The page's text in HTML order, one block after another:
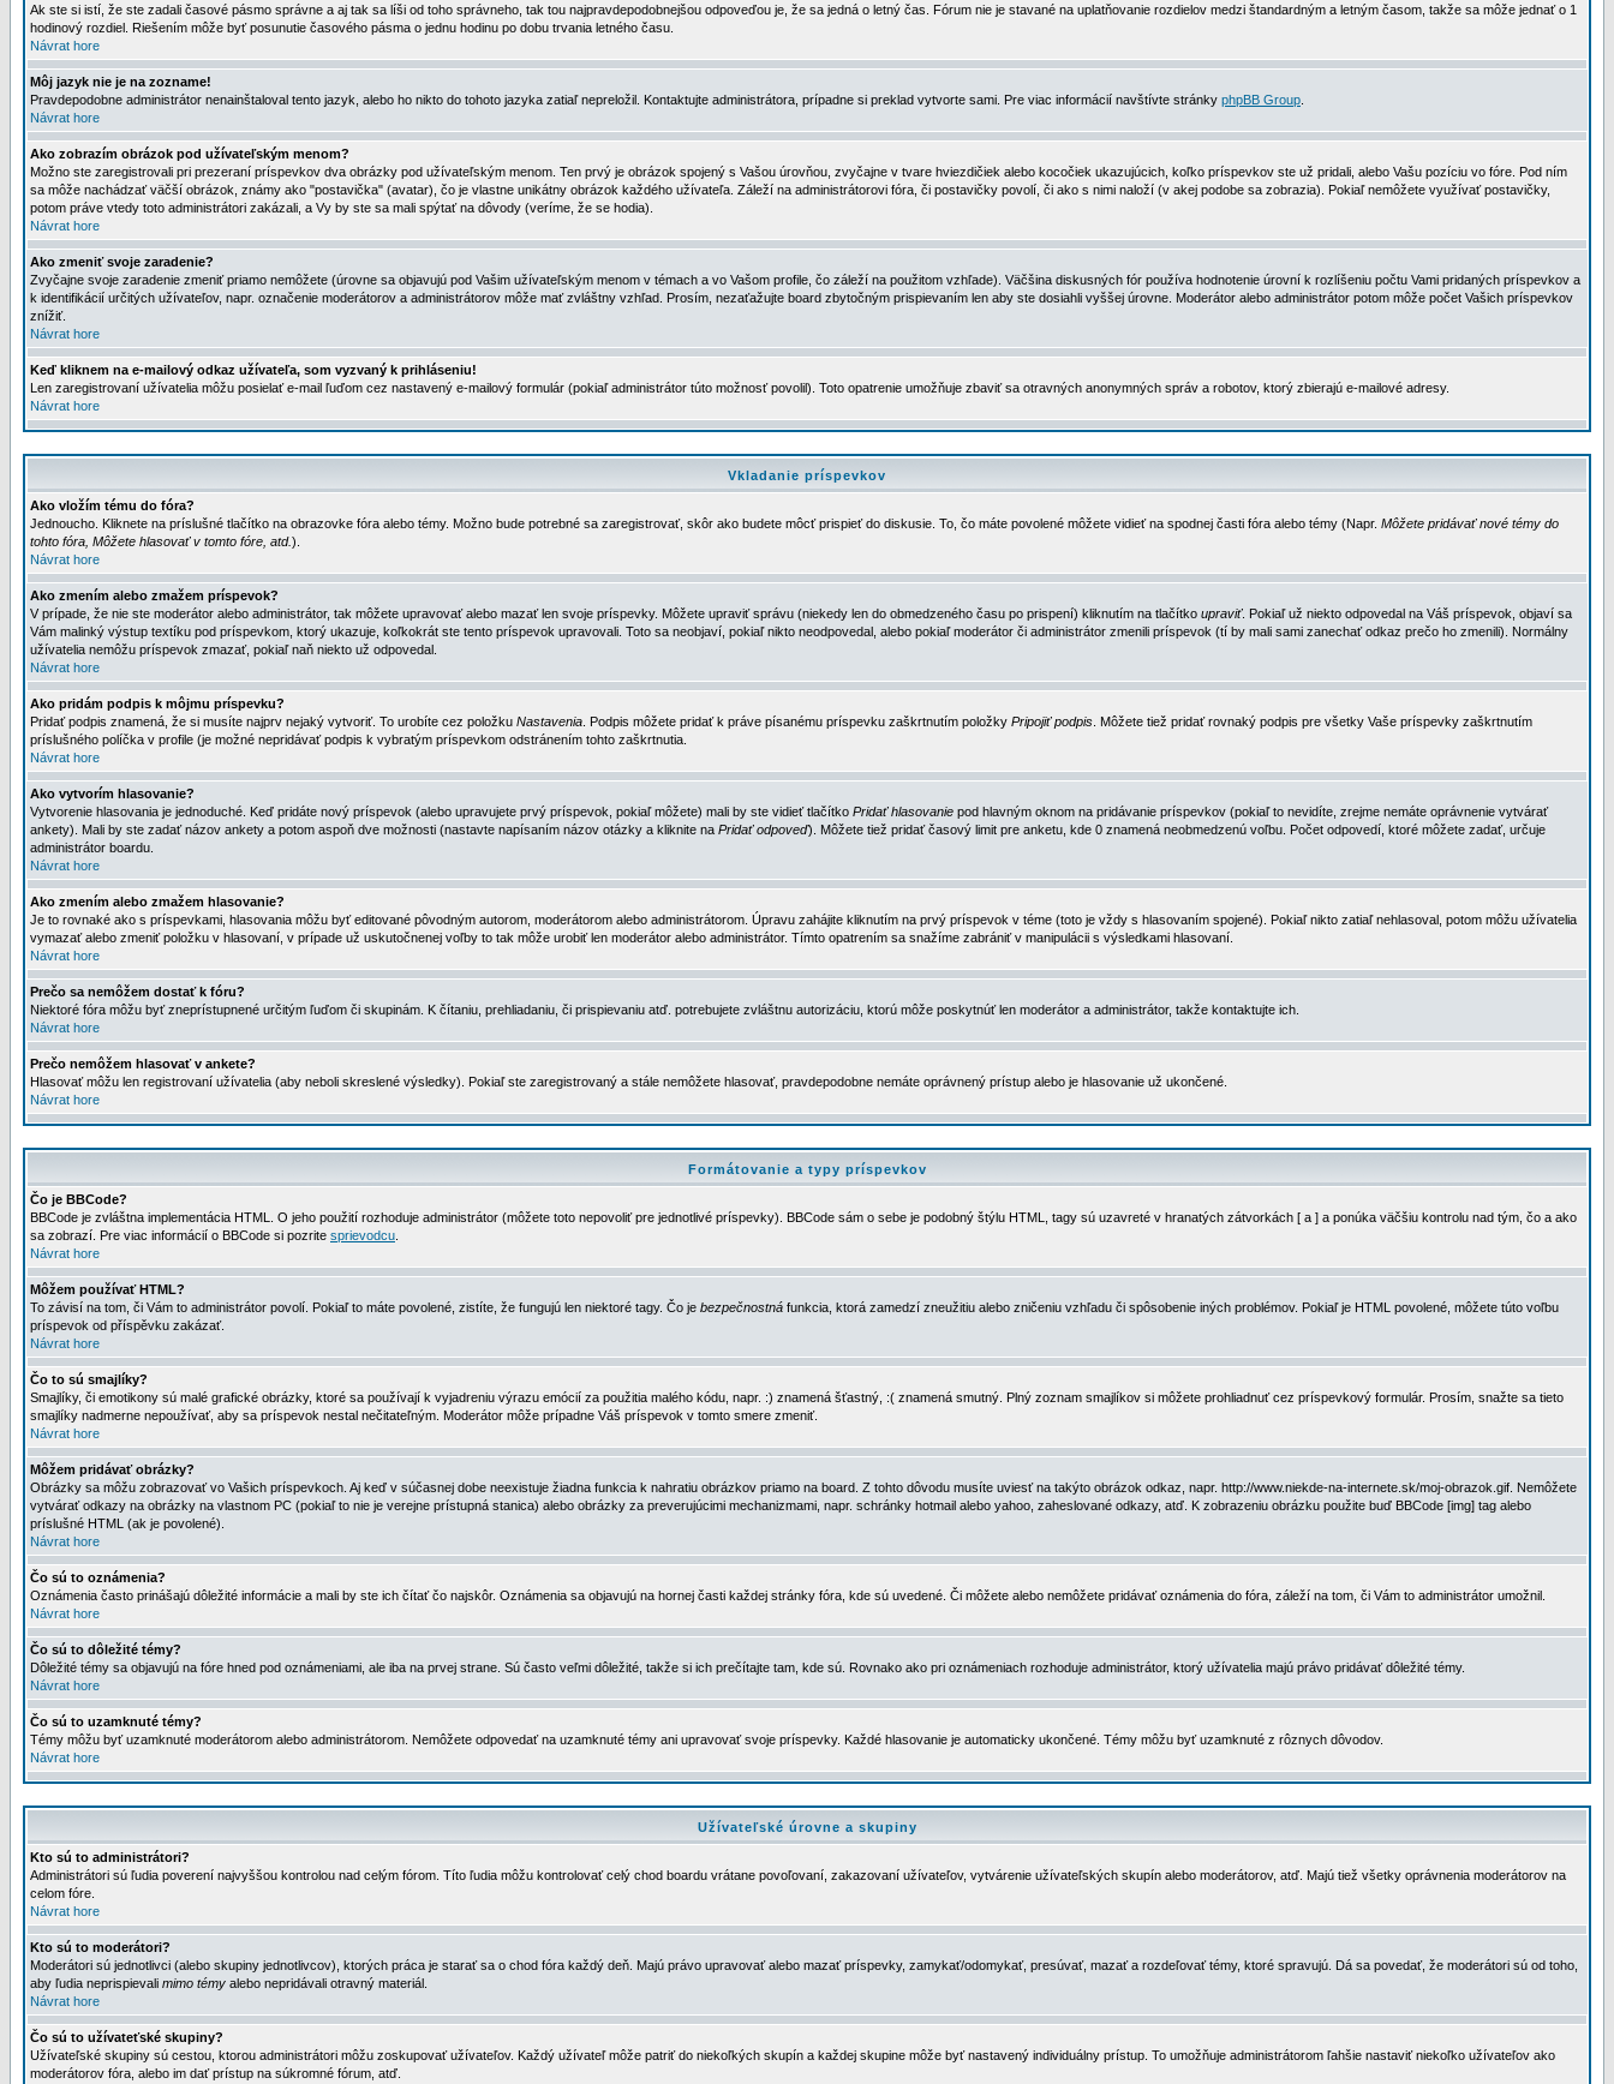
Ak ste si istí, že ste zadali časové pásmo správne a aj tak sa líši od toho správneho, tak tou najpravdepodobnejšou odpoveďou je, že sa jedná o letný čas. Fórum nie je stavané na uplatňovanie rozdielov medzi štandardným a letným časom, takže sa môže jednať o 1
hodinový rozdiel. Riešením môže byť posunutie časového pásma o jednu hodinu po dobu trvania letného času.
Návrat hore
Môj jazyk nie je na zozname!
Pravdepodobne administrátor nenainštaloval tento jazyk, alebo ho nikto do tohoto jazyka zatiaľ nepreložil. Kontaktujte administrátora, prípadne si preklad vytvorte sami. Pre viac informácií navštívte stránky phpBB Group
Návrat hore
Ako zobrazím obrázok pod užívateľským menom?
Možno ste zaregistrovali pri prezeraní príspevkov dva obrázky pod užívateľským menom. Ten prvý je obrázok spojený s Vašou úrovňou, zvyčajne v tvare hviezdičiek alebo kocočiek ukazujúcich, koľko príspevkov ste už pridali, alebo Vašu pozíciu vo fóre. Pod ním
sa môže nachádzať väčší obrázok, známy ako "postavička" (avatar), čo je vlastne unikátny obrázok každého užívateľa. Záleží na administrátorovi fóra, či postavičky povolí, či ako s nimi naloží (v akej podobe sa zobrazia). Pokiaľ nemôžete využívať postavičky,
potom práve vtedy toto administrátori zakázali, a Vy by ste sa mali spýtať na dôvody (veríme, že se hodia).
Návrat hore
Ako zmeniť svoje zaradenie?
Zvyčajne svoje zaradenie zmeniť priamo nemôžete (úrovne sa objavujú pod Vašim užívateľským menom v témach a vo Vašom profile, čo záleží na použitom vzhľade). Väčšina diskusných fór používa hodnotenie úrovní k rozlíšeniu počtu Vami pridaných príspevkov a
k identifikácií určitých užívateľov, napr. označenie moderátorov a administrátorov môže mať zvláštny vzhľad. Prosím, nezaťažujte board zbytočným prispievaním len aby ste dosiahli vyššej úrovne. Moderátor alebo administrátor potom môže počet Vašich príspevkov
znížiť.
Návrat hore
Keď kliknem na e-mailový odkaz užívateľa, som vyzvaný k prihláseniu!
Len zaregistrovaní užívatelia môžu posielať e-mail ľuďom cez nastavený e-mailový formulár (pokiaľ administrátor túto možnosť povolil). Toto opatrenie umožňuje zbaviť sa otravných anonymných správ a robotov, ktorý zbierajú e-mailové adresy.
Návrat hore
Vkladanie príspevkov
Ako vložím tému do fóra?
Jednoucho. Kliknete na príslušné tlačítko na obrazovke fóra alebo témy. Možno bude potrebné sa zaregistrovať, skôr ako budete môcť prispieť do diskusie. To, čo máte povolené môžete vidieť na spodnej časti fóra alebo témy (Napr. Môžete pridávať nové témy do
tohto fóra, Môžete hlasovať v tomto fóre, atd.).
Návrat hore
Ako zmením alebo zmažem príspevok?
V prípade, že nie ste moderátor alebo administrátor, tak môžete upravovať alebo mazať len svoje príspevky. Môžete upraviť správu (niekedy len do obmedzeného času po prispení) kliknutím na tlačítko upraviť. Pokiaľ už niekto odpovedal na Váš príspevok, objaví sa
Vám malinký výstup textíku pod príspevkom, ktorý ukazuje, koľkokrát ste tento príspevok upravovali. Toto sa neobjaví, pokiaľ nikto neodpovedal, alebo pokiaľ moderátor či administrátor zmenili príspevok (tí by mali sami zanechať odkaz prečo ho zmenili). Normálny
užívatelia nemôžu príspevok zmazať, pokiaľ naň niekto už odpovedal.
Návrat hore
Ako pridám podpis k môjmu príspevku?
Pridať podpis znamená, že si musíte najprv nejaký vytvoriť. To urobíte cez položku Nastavenia . Podpis môžete pridať k práve písanému príspevku zaškrtnutím položky Pripojiť podpis . Môžete tiež pridať rovnaký podpis pre všetky Vaše príspevky zaškrtnutím
príslušného políčka v profile (je možné nepridávať podpis k vybratým príspevkom odstránením tohto zaškrtnutia.
Návrat hore
Ako vytvorím hlasovanie?
Vytvorenie hlasovania je jednoduché. Keď pridáte nový príspevok (alebo upravujete prvý príspevok, pokiaľ môžete) mali by ste vidieť tlačítko Pridať hlasovanie pod hlavným oknom na pridávanie príspevkov (pokiaľ to nevidíte, zrejme nemáte oprávnenie vytvárať
ankety). Mali by ste zadať názov ankety a potom aspoň dve možnosti (nastavte napísaním názov otázky a kliknite na Pridať odpoveď). Môžete tiež pridať časový limit pre anketu, kde 0 znamená neobmedzenú voľbu. Počet odpovedí, ktoré môžete zadať, určuje
administrátor boardu.
Návrat hore
Ako zmením alebo zmažem hlasovanie?
Je to rovnaké ako s príspevkami, hlasovania môžu byť editované pôvodným autorom, moderátorom alebo administrátorom. Úpravu zahájite kliknutím na prvý príspevok v téme (toto je vždy s hlasovaním spojené). Pokiaľ nikto zatiaľ nehlasoval, potom môžu užívatelia
vymazať alebo zmeniť položku v hlasovaní, v prípade už uskutočnenej voľby to tak môže urobiť len moderátor alebo administrátor. Tímto opatrením sa snažíme zabrániť v manipulácii s výsledkami hlasovaní.
Návrat hore
Prečo sa nemôžem dostať k fóru?
Niektoré fóra môžu byť zneprístupnené určitým ľuďom či skupinám. K čítaniu, prehliadaniu, či prispievaniu atď. potrebujete zvláštnu autorizáciu, ktorú môže poskytnúť len moderátor a administrátor, takže kontaktujte ich.
Návrat hore
Prečo nemôžem hlasovať v ankete?
Hlasovať môžu len registrovaní užívatelia (aby neboli skreslené výsledky). Pokiaľ ste zaregistrovaný a stále nemôžete hlasovať, pravdepodobne nemáte oprávnený prístup alebo je hlasovanie už ukončené.
Návrat hore
Formátovanie a typy príspevkov
Čo je BBCode?
BBCode je zvláštna implementácia HTML. O jeho použití rozhoduje administrátor (môžete toto nepovoliť pre jednotlivé príspevky). BBCode sám o sebe je podobný štýlu HTML, tagy sú uzavreté v hranatých zátvorkách [ a ] a ponúka väčšiu kontrolu nad tým, čo a ako
sa zobrazí. Pre viac informácií o BBCode si pozrite sprievodcu
Návrat hore
Môžem používať HTML?
To závisí na tom, či Vám to administrátor povolí. Pokiaľ to máte povolené, zistíte, že fungujú len niektoré tagy. Čo je bezpečnostná funkcia, ktorá zamedzí zneužitiu alebo zničeniu vzhľadu či spôsobenie iných problémov. Pokiaľ je HTML povolené, môžete túto voľbu
príspevok od příspěvku zakázať.
Návrat hore
Čo to sú smajlíky?
Smajlíky, či emotikony sú malé grafické obrázky, ktoré sa používají k vyjadreniu výrazu emócií za použitia malého kódu, napr. :) znamená šťastný, :( znamená smutný. Plný zoznam smajlíkov si môžete prohliadnuť cez príspevkový formulár. Prosím, snažte sa tieto
smajlíky nadmerne nepoužívať, aby sa príspevok nestal nečitateľným. Moderátor môže prípadne Váš príspevok v tomto smere zmeniť.
Návrat hore
Môžem pridávať obrázky?
Obrázky sa môžu zobrazovať vo Vašich príspevkoch. Aj keď v súčasnej dobe neexistuje žiadna funkcia k nahratiu obrázkov priamo na board. Z tohto dôvodu musíte uviesť na takýto obrázok odkaz, napr. http://www.niekde-na-internete.sk/moj-obrazok.gif. Nemôžete
vytvárať odkazy na obrázky na vlastnom PC (pokiaľ to nie je verejne prístupná stanica) alebo obrázky za preverujúcimi mechanizmami, napr. schránky hotmail alebo yahoo, zaheslované odkazy, atď. K zobrazeniu obrázku použite buď BBCode [img] tag alebo
príslušné HTML (ak je povolené).
Návrat hore
Čo sú to oznámenia?
Oznámenia často prinášajú dôležité informácie a mali by ste ich čítať čo najskôr. Oznámenia sa objavujú na hornej časti každej stránky fóra, kde sú uvedené. Či môžete alebo nemôžete pridávať oznámenia do fóra, záleží na tom, či Vám to administrátor umožnil.
Návrat hore
Čo sú to dôležité témy?
Dôležité témy sa objavujú na fóre hned pod oznámeniami, ale iba na prvej strane. Sú často veľmi dôležité, takže si ich prečítajte tam, kde sú. Rovnako ako pri oznámeniach rozhoduje administrátor, ktorý užívatelia majú právo pridávať dôležité témy.
Návrat hore
Čo sú to uzamknuté témy?
Témy môžu byť uzamknuté moderátorom alebo administrátorom. Nemôžete odpovedať na uzamknuté témy ani upravovať svoje príspevky. Každé hlasovanie je automaticky ukončené. Témy môžu byť uzamknuté z rôznych dôvodov.
Návrat hore
Užívateľské úrovne a skupiny
Kto sú to administrátori?
Administrátori sú ľudia poverení najvyššou kontrolou nad celým fórom. Títo ľudia môžu kontrolovať celý chod boardu vrátane povoľovaní, zakazovaní užívateľov, vytvárenie užívateľských skupín alebo moderátorov, atď. Majú tiež všetky oprávnenia moderátorov na
celom fóre.
Návrat hore
Kto sú to moderátori?
Moderátori sú jednotlivci (alebo skupiny jednotlivcov), ktorých práca je starať sa o chod fóra každý deň. Majú právo upravovať alebo mazať príspevky, zamykať/odomykať, presúvať, mazať a rozdeľovať témy, ktoré spravujú. Dá sa povedať, že moderátori sú od toho,
aby ľudia neprispievali mimo témy alebo nepridávali otravný materiál.
Návrat hore
Čo sú to užívateťské skupiny?
Užívateľské skupiny sú cestou, ktorou administrátori môžu zoskupovať užívateľov. Každý užívateľ môže patriť do niekoľkých skupín a každej skupine môže byť nastavený individuálny prístup. To umožňuje administrátorom ľahšie nastaviť niekoľko užívateľov ako
moderátorov fóra, alebo im dať prístup na súkromné fórum, atď.